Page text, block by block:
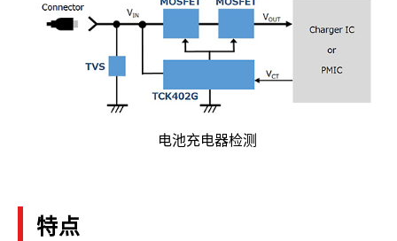
电池充电器检测
特点